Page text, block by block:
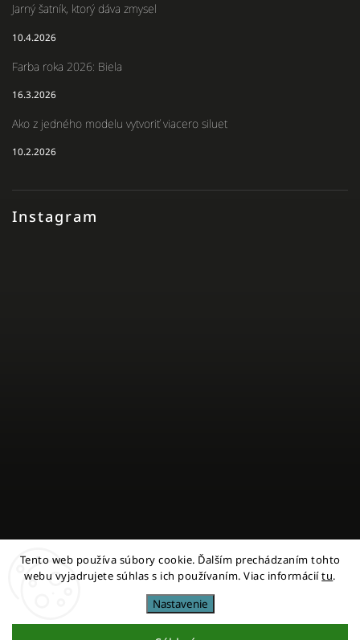
Tento web používa súbory cookie. Ďalším prechádzaním tohto
webu vyjadrujete súhlas s ich používaním. Viac informáciítu.
Nastavenie
Instagram
Sledovať na Instagrame
Jarný šatník, ktorý dáva zmysel
10.4.2026
Farba roka 2026: Biela
16.3.2026
Ako z jedného modelu vytvoriť viacero siluet
10.2.2026
Copyright 2026miestni. Všetky práva vyhradené.
Upraviť nastavenie cookies